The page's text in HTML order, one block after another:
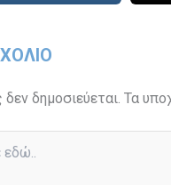
δημοσιεύεται. Τα